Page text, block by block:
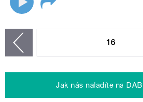
16
Jak nás naladíte na